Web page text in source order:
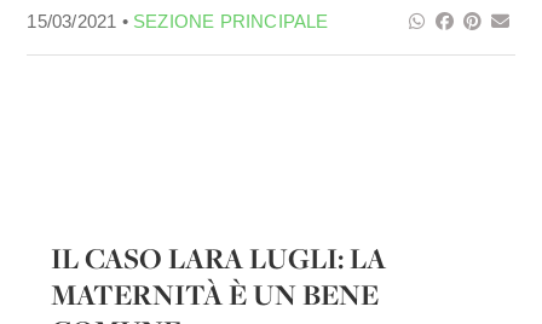
15/03/2021 • SEZIONE PRINCIPALE
IL CASO LARA LUGLI: LA
MATERNITÀ È UN BENE